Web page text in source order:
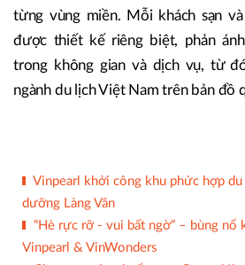
từng vùng miền. Mỗi khách sạn
được thiết kế riêng biệt, phản
trong không gian và dịch vụ, từ
ngành du lịch Việt Nam trên bản đồ
Vinpearl khởi công khu phức hợp
dưỡng Làng Vân
“Hè rực rỡ - vui bất ngờ” – bùng nổ
Vinpearl & VinWonders